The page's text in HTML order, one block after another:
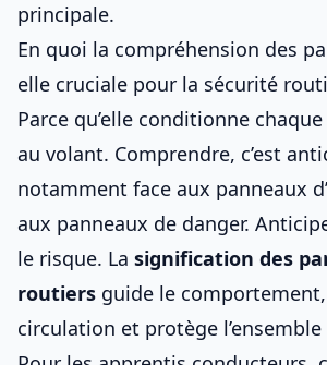
principale.
En quoi la compréhension des
elle cruciale pour la sécurité
Parce qu’elle conditionne
au volant. Comprendre, c’est
notamment face aux panneaux
aux panneaux de danger.
le risque. La signification des
routiers guide le
circulation et protège l’ensemble